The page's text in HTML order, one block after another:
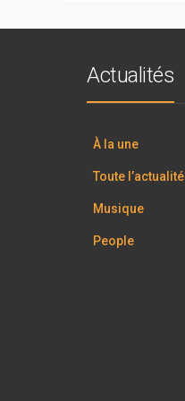
Actualités
À la une
Toute l’actualité
Musique
People